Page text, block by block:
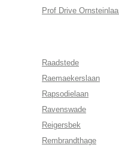
Prof Drive
Raadstede
Raemaekerslaan
Rapsodielaan
Ravenswade
Reigersbek
Rembrandthage